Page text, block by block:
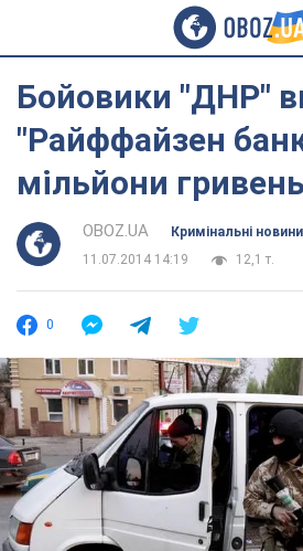
Бойовики "ДНР"
"Райффайзен
мільйони гривень
OBOZ.UA
Кримінальні новини
11.07.2014 14:19
12,1 т.
0